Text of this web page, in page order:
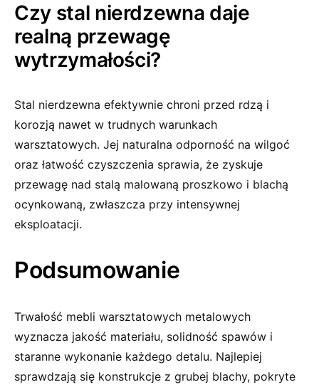
Czy stal nierdzewna daje
realną przewagę
wytrzymałości?
Stal nierdzewna efektywnie chroni przed rdzą i
korozją nawet w trudnych warunkach
warsztatowych. Jej naturalna odporność na wilgoć
oraz łatwość czyszczenia sprawia, że zyskuje
przewagę nad stalą malowaną proszkowo i blachą
ocynkowaną, zwłaszcza przy intensywnej
eksploatacji.
Podsumowanie
Trwałość mebli warsztatowych metalowych
wyznacza jakość materiału, solidność spawów i
staranne wykonanie każdego detalu. Najlepiej
sprawdzają się konstrukcje z grubej blachy, pokryte